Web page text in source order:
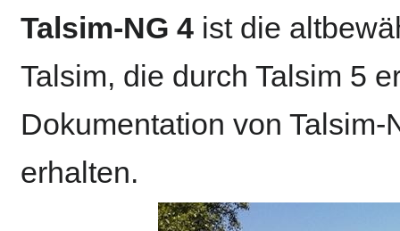
Talsim-NG 4 ist die
Talsim, die durch Talsim 5
Dokumentation von
erhalten.